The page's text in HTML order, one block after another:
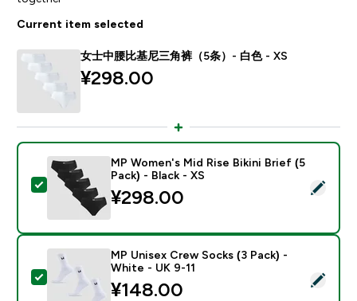
Current item selected
女士中腰比基尼三角裤（5条）- 白色 - XS
¥298.00‎
Select this product - MP Women's Mid Rise Bikini
MP Women's Mid Rise Bikini Brief (5
Pack) - Black - XS
¥298.00‎
Select this product - MP Unisex Crew Socks (3 Pack)
MP Unisex Crew Socks (3 Pack) -
White - UK 9-11
¥148.00‎